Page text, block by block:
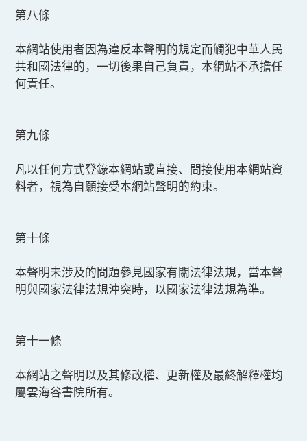
第八條
本網站使用者因為違反本聲明的規定而觸犯中華人民
共和國法律的，一切後果自己負責，本網站不承擔任
何責任。
第九條
凡以任何方式登錄本網站或直接、間接使用本網站資
料者，視為自願接受本網站聲明的約束。
第十條
本聲明未涉及的問題參見國家有關法律法規，當本聲
明與國家法律法規沖突時，以國家法律法規為準。
第十一條
本網站之聲明以及其修改權、更新權及最終解釋權均
屬雲海谷書院所有。